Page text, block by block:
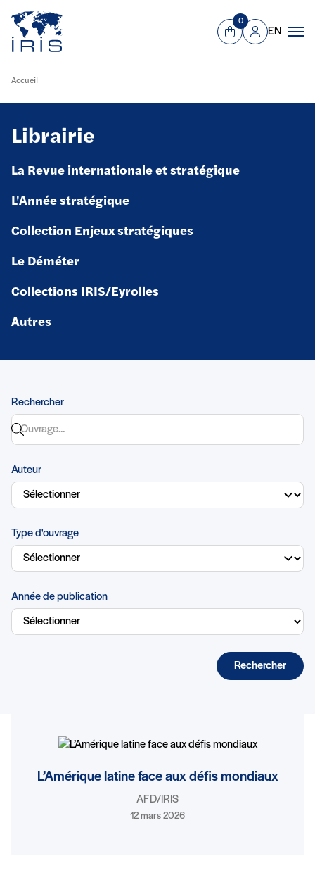
Aller au contenu principal
Panier
0
Mon compte
EN
Accueil
Librairie
La Revue internationale et stratégique
L'Année stratégique
Collection Enjeux stratégiques
Le Déméter
Collections IRIS/Eyrolles
Autres
Rechercher
Auteur
Type d'ouvrage
Année de publication
Rechercher
L’Amérique latine face aux défis mondiaux
AFD/IRIS
12 mars 2026